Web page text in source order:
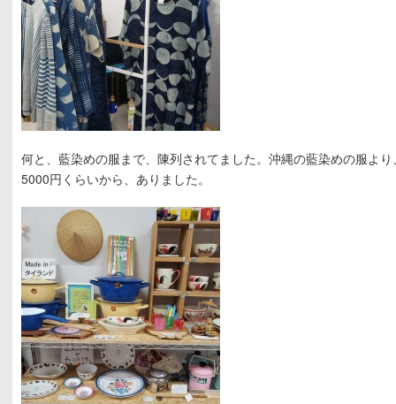
何と、藍染めの服まで、陳列されてました。沖縄の藍染めの服よ
5000円くらいから、ありました。